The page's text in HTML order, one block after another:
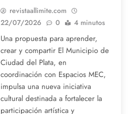
revistaallimite.com
22/07/2026
0 4 minutos
Una propuesta para aprender,
crear y compartir El Municipio de
Ciudad del Plata, en
coordinación con Espacios MEC,
impulsa una nueva iniciativa
cultural destinada a fortalecer la
participación artística y